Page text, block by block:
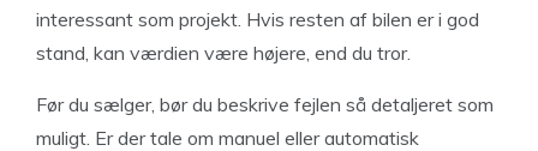
interessant som projekt. Hvis resten af bilen er i god
stand, kan værdien være højere, end du tror.
Før du sælger, bør du beskrive fejlen så detaljeret som
muligt. Er der tale om manuel eller automatisk